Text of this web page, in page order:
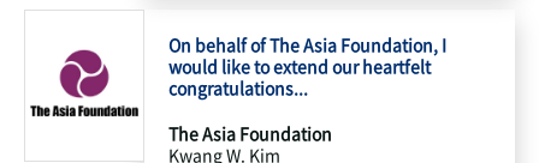
On behalf of The Asia Foundation, I
would like to extend our heartfelt
congratulations...
The Asia Foundation
Kwang W. Kim